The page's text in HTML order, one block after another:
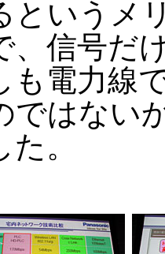
というメ
、信号だ
も電力線
ではない
。